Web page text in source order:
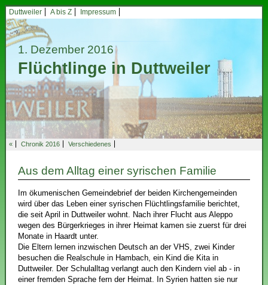
Duttweiler A bis Z Impressum
1. Dezember 2016
Flüchtlinge in Duttweiler
« Chronik 2016 Verschiedenes
Aus dem Alltag einer syrischen Familie
Im ökumenischen Gemeindebrief der beiden Kirchengemeinden
wird über das Leben einer syrischen Flüchtlingsfamilie berichtet,
die seit April in Duttweiler wohnt. Nach ihrer Flucht aus Aleppo
wegen des Bürgerkrieges in ihrer Heimat kamen sie zuerst für drei
Monate in Haardt unter.
Die Eltern lernen inzwischen Deutsch an der VHS, zwei Kinder
besuchen die Realschule in Hambach, ein Kind die Kita in
Duttweiler. Der Schulalltag verlangt auch den Kindern viel ab - in
einer fremden Sprache fern der Heimat. In Syrien hatten sie nur